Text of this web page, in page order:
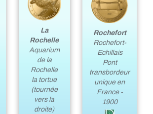
La
Rochelle
Aquarium
de la
Rochelle
la tortue
(tournée
vers la
droite)
Rochefort
Rochefort-
Echillais
Pont
transbordeur
unique en
France -
1900